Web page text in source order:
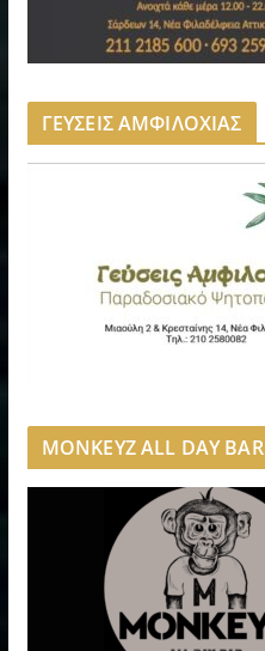
ΓΕΥΣΕΙΣ ΑΜΦΙΛΟΧΙΑΣ
MONKEYZ ALL DAY BAR